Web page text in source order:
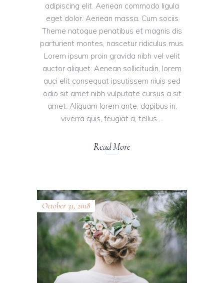
adipiscing elit. Aenean commodo ligula
eget dolor. Aenean massa. Cum sociis
Theme natoque penatibus et magnis dis
parturient montes, nascetur ridiculus mus.
Lorem ipsum proin gravida nibh vel velit
auctor aliquet. Aenean sollicitudin, lorem
auci elit consequat ipsutissem niuis sed
odio sit amet nibh vulputate cursus a sit
amet. Aliquam lorem ante, dapibus in,
viverra quis, feugiat a, tellus
Read More
October 31, 2018